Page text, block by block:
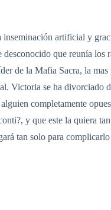
artificial y
que reunía los
de la Mafia Sacra, la mas
Victoria se ha divorciado
completamente
y que este la quiera
tan solo para